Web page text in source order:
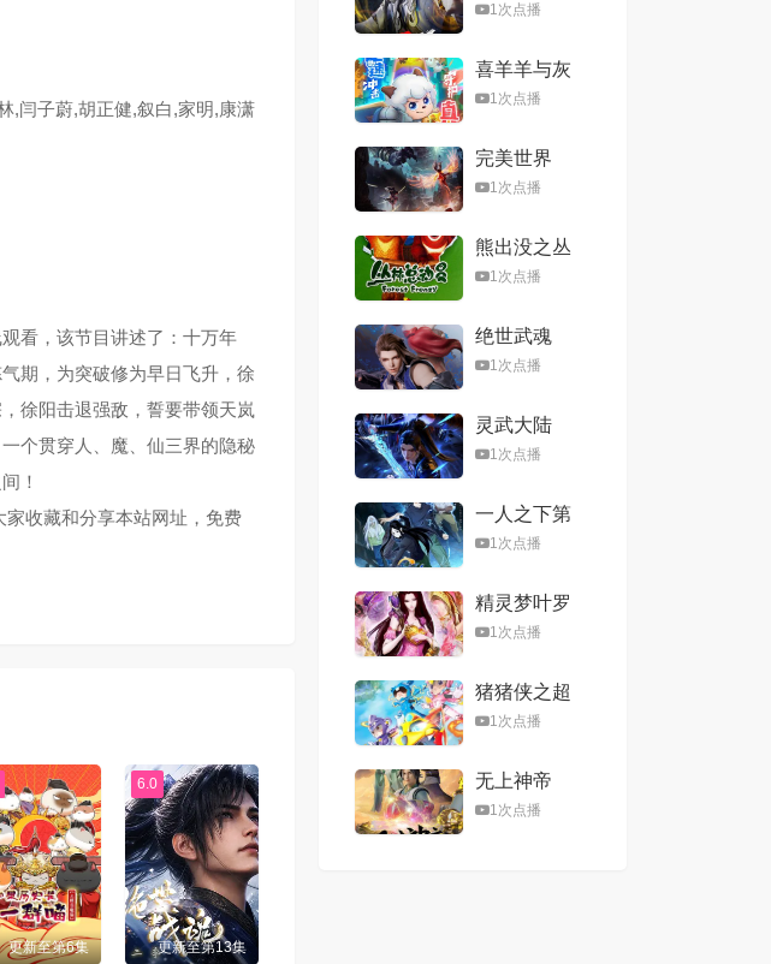
第40集
第56集
第60集
第64集
第80集
第84集
第88集
,闫子蔚,胡正健,叙白,家明,康潇
看，该节目讲述了：十万年
期，为突破修为早日飞升，徐
徐阳击退强敌，誓要带领天岚
个贯穿人、魔、仙三界的隐秘
！
收藏和分享本站网址，免费
更新至第6集
6.0
更新至第13集
1次点播
喜羊羊与灰
太狼之心世
1次点播
完美世界
1次点播
熊出没之丛
林总动员
1次点播
绝世武魂
1次点播
灵武大陆
1次点播
一人之下第
六季1次点播
精灵梦叶罗
丽第八季
1次点播
猪猪侠之超
星五灵侠第
1次点播
无上神帝
1次点播